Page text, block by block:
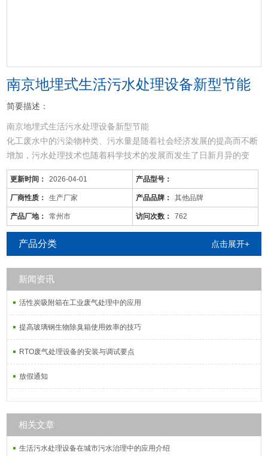
南京地埋式生活污水处理设备新型节能
简要描述：
南京地埋式生活污水处理设备新型节能
化工废水中的污染物种类、污水量是随着社会经济发展的提高而不断
增加，污水处理技术也随着科学技术的发展而发生了日新月异的变
化，同时，旧的污水处理技术也不断被革新和发展着。尤其现在的化
工废水中的污染物是多种多样的，往往用一种工艺是不能将废水中所
有的污染物去除殆尽的。用物化工艺将化工废水处理到排放标准难度
很大，而且运行成本较高；化工废水含较多的难降解有机物，可生化
性差
更新时间： 2026-04-01 产品型号：
厂商性质： 生产厂家 产品品牌： 其他品牌
产品厂地： 常州市 访问次数： 762
产品分类 点击展开+
新闻资讯
活性炭吸附箱在工业废气处理中的应用
提高玻璃钢生物除臭箱使用效率的技巧
RTO废气处理设备的安装与调试要点
放假通知
相关文章
生活污水处理设备在城市污水治理中的应用介绍